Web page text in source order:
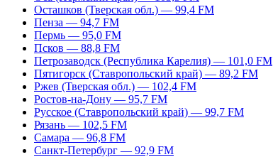
Осташков (Тверская обл.) — 99,4 FM
Пенза — 94,7 FM
Пермь — 95,0 FM
Псков — 88,8 FM
Петрозаводск (Республика Карелия) — 101,0 FM
Пятигорск (Ставропольский край) — 89,2 FM
Ржев (Тверская обл.) — 102,4 FM
Ростов-на-Дону — 95,7 FM
Русское (Ставропольский край) — 99,7 FM
Рязань — 102,5 FM
Самара — 96,8 FM
Санкт-Петербург — 92,9 FM